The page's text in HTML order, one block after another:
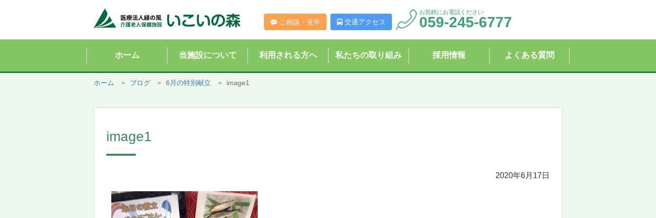
ご相談・見学 交通アクセス
お気軽にお電話ください
059-245-6777
ホーム 当施設について 利用される方へ 私たちの取り組み 採用情報 よくある質問
ホーム ブログ 6月の特別献立 image1
image1
2020年6月17日